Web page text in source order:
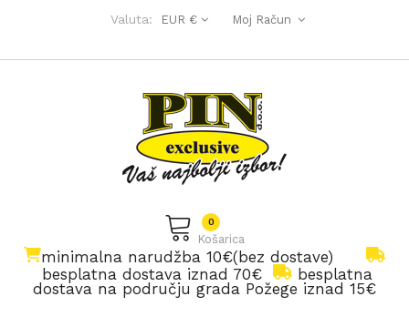
Valuta: EUR € Moj Račun
Košarica
0
minimalna narudžba 10€(bez dostave)
besplatna dostava iznad 70€
besplatna
dostava na području grada Požege iznad 15€